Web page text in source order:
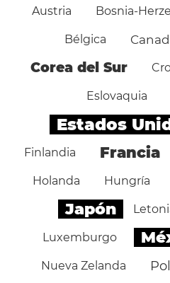
Austria Bosnia-
Bélgica
Corea del Sur
Eslovaquia
Estados
Finlandia Francia
Holanda Hungría
Japón
Luxemburgo
Nueva Zelanda